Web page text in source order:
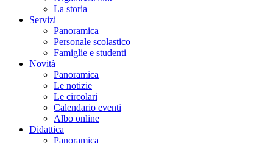
La storia
Servizi
Panoramica
Personale scolastico
Famiglie e studenti
Novità
Panoramica
Le notizie
Le circolari
Calendario eventi
Albo online
Didattica
Panoramica